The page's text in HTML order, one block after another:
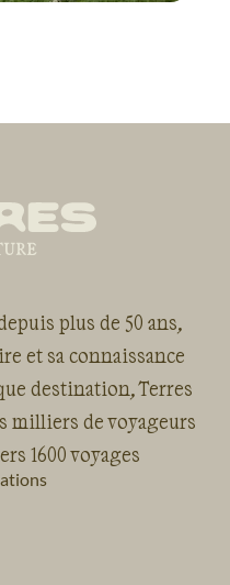
plus de 50 ans,
et sa connaissance
destination, Terres
milliers de voyageurs
1600 voyages